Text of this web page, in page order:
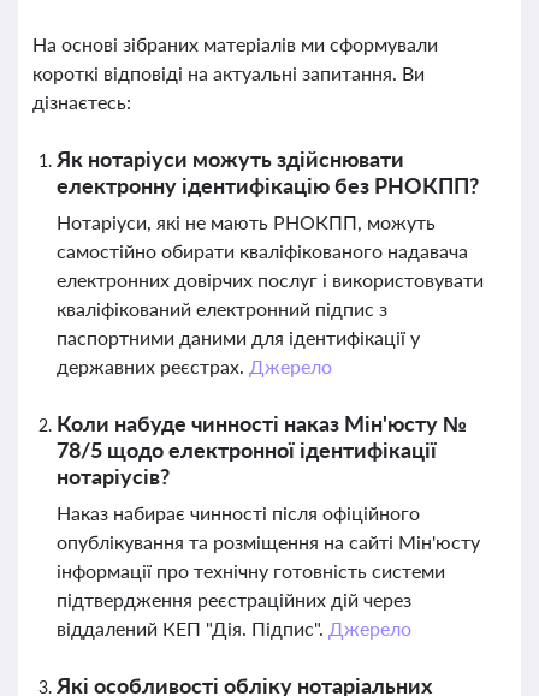
На основі зібраних матеріалів ми сформували
короткі відповіді на актуальні запитання. Ви
дізнаєтесь:
Як нотаріуси можуть здійснювати
електронну ідентифікацію без РНОКПП?
Нотаріуси, які не мають РНОКПП, можуть
самостійно обирати кваліфікованого надавача
електронних довірчих послуг і використовувати
кваліфікований електронний підпис з
паспортними даними для ідентифікації у
державних реєстрах. Джерело
Коли набуде чинності наказ Мін'юсту №
78/5 щодо електронної ідентифікації
нотаріусів?
Наказ набирає чинності після офіційного
опублікування та розміщення на сайті Мін'юсту
інформації про технічну готовність системи
підтвердження реєстраційних дій через
віддалений КЕП "Дія. Підпис". Джерело
Які особливості обліку нотаріальних